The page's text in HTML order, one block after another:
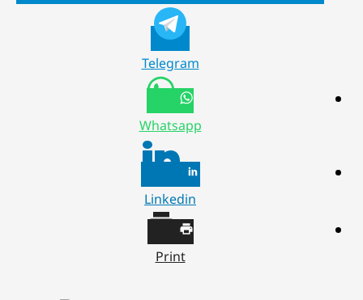
Telegram
Whatsapp
Linkedin
Print